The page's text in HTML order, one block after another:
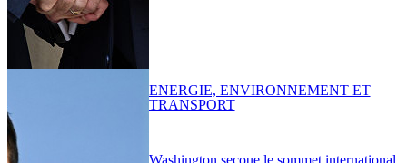
Washington secoue le sommet international
ENERGIE, ENVIRONNEMENT ET
TRANSPORT